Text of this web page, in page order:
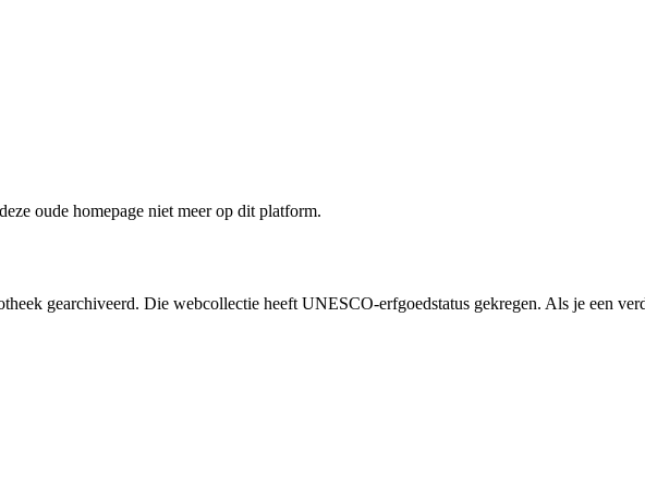
oude homepage niet meer op dit platform.
gearchiveerd. Die webcollectie heeft UNESCO-erfgoedstatus gekregen. Als je een